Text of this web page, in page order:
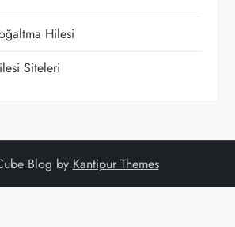
Hilesi
Siteleri
Blog by Kantipur Themes